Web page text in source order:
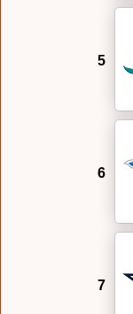
5
6
7